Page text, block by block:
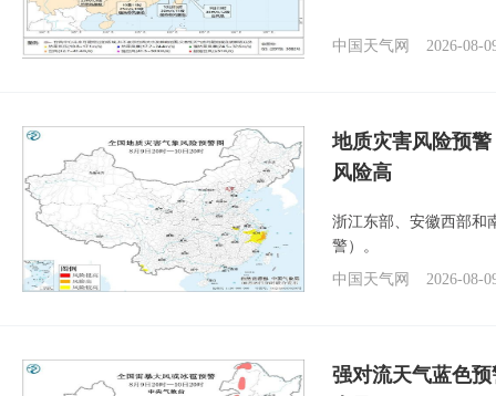
中国天气网 2026-08-
地质灾害风险预
风险高
浙江东部、安徽西部和
警）。
中国天气网
2026-08-
强对流天气蓝色